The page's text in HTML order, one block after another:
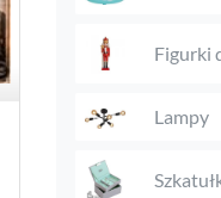
Figurki
Lampy